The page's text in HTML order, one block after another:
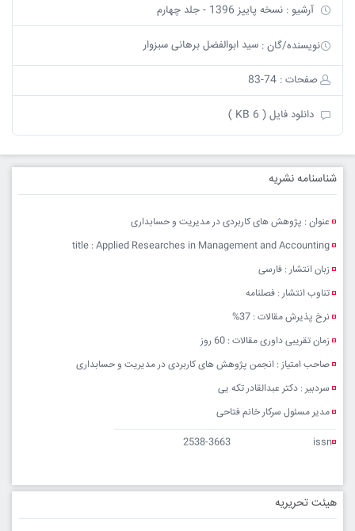
آرشیو : نسخه پاییز 1396 - جلد چهارم
نویسنده/گان : سید ابوالفضل برهانی سبزوار
صفحات : 74-83
دانلود فایل ( 6 KB )
شناسنامه نشریه
عنوان : پژوهش های کاربردی در مدیریت و حسابداری
زبان انتشار : فارسی
تناوب انتشار : فصلنامه
نرخ پذیرش مقالات : 37%
زمان تقریبی داوری مقالات : 60 روز
صاحب امتیاز : انجمن پژوهش های کاربردی در مدیریت و حسابداری
سردبیر : دکتر عبدالقادر تکه یی
مدیر مسئول سرکار خانم فتاحی
issn
2538-3663
هیئت تحریریه